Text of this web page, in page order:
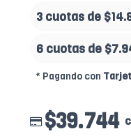
3 cuotas de
6 cuotas de
* Pagando con
$39.744